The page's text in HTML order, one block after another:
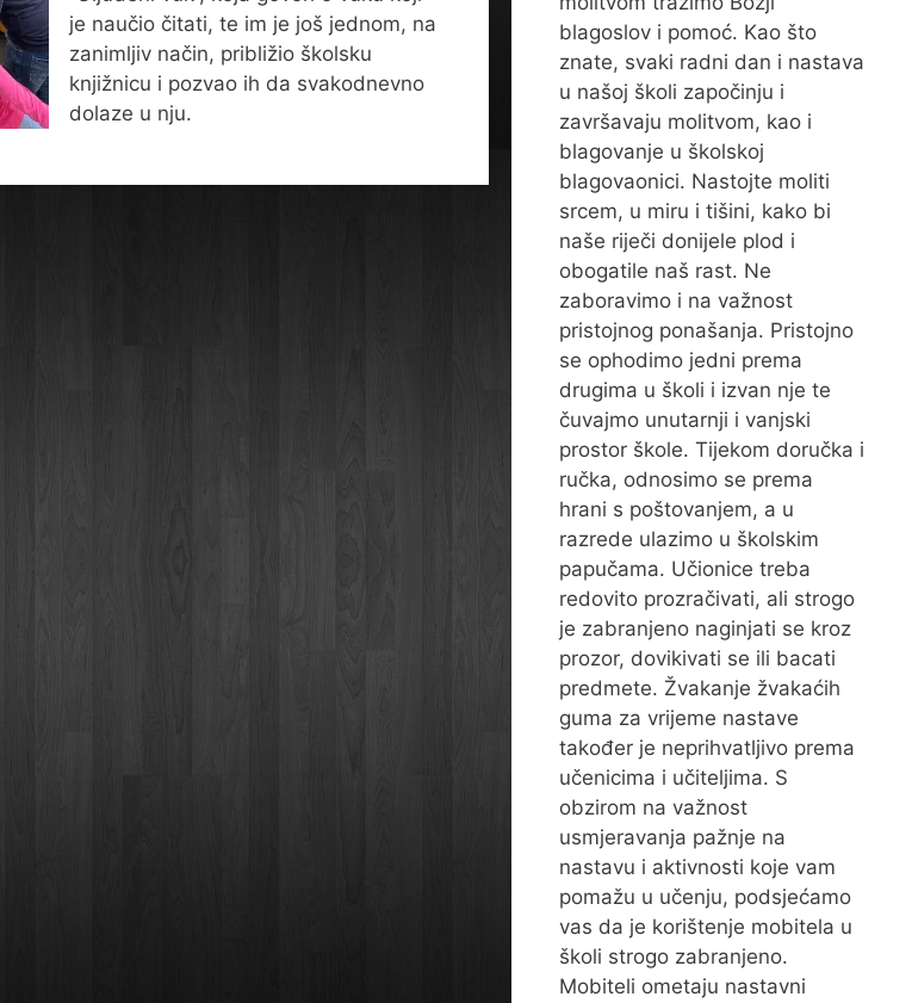
je naučio čitati, te im je još jednom, na
zanimljiv način, približio školsku
knjižnicu i pozvao ih da svakodnevno
dolaze u nju.
blagoslov i pomoć. Kao što
znate, svaki radni dan i nastava
u našoj školi započinju i
završavaju molitvom, kao i
blagovanje u školskoj
blagovaonici. Nastojte moliti
srcem, u miru i tišini, kako bi
naše riječi donijele plod i
obogatile naš rast. Ne
zaboravimo i na važnost
pristojnog ponašanja. Pristojno
se ophodimo jedni prema
drugima u školi i izvan nje te
čuvajmo unutarnji i vanjski
prostor škole. Tijekom doručka i
ručka, odnosimo se prema
hrani s poštovanjem, a u
razrede ulazimo u školskim
papučama. Učionice treba
redovito prozračivati, ali strogo
je zabranjeno naginjati se kroz
prozor, dovikivati se ili bacati
predmete. Žvakanje žvakaćih
guma za vrijeme nastave
također je neprihvatljivo prema
učenicima i učiteljima. S
obzirom na važnost
usmjeravanja pažnje na
nastavu i aktivnosti koje vam
pomažu u učenju, podsjećamo
vas da je korištenje mobitela u
školi strogo zabranjeno.
Mobiteli ometaju nastavni